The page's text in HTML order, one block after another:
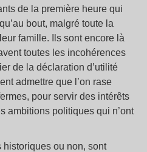
de la première heure qui
bout, malgré toute la
famille. Ils sont encore là
toutes les incohérences
de la déclaration d’utilité
admettre que l’on rase
pour servir des intérêts
ambitions politiques qui n’ont
historiques ou non, sont